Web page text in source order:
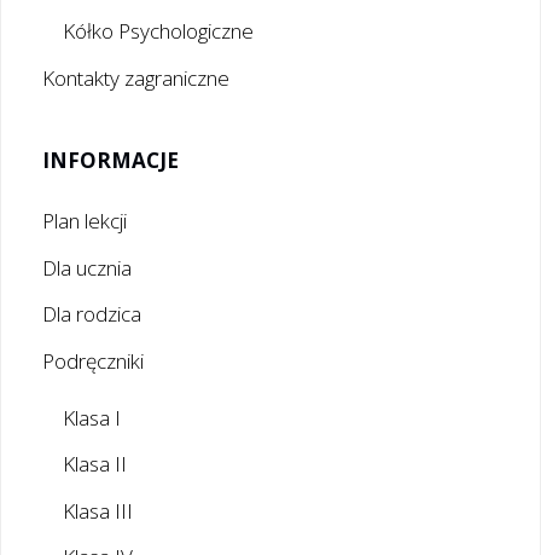
Kółko Psychologiczne
Kontakty zagraniczne
INFORMACJE
Plan lekcji
Dla ucznia
Dla rodzica
Podręczniki
Klasa I
Klasa II
Klasa III